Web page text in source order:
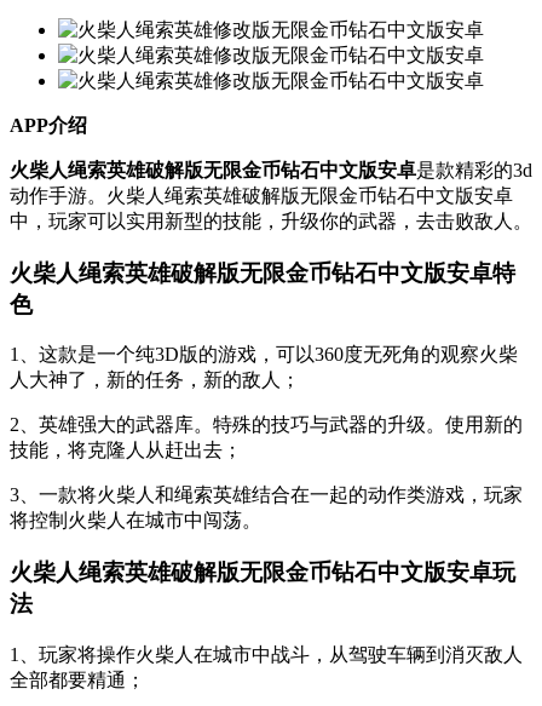
APP介绍
火柴人绳索英雄破解版无限金币钻石中文版安卓是款精彩的3d
动作手游。火柴人绳索英雄破解版无限金币钻石中文版安卓
中，玩家可以实用新型的技能，升级你的武器，去击败敌人。
火柴人绳索英雄破解版无限金币钻石中文版安卓特
色
1、这款是一个纯3D版的游戏，可以360度无死角的观察火柴
人大神了，新的任务，新的敌人；
2、英雄强大的武器库。特殊的技巧与武器的升级。使用新的
技能，将克隆人从赶出去；
3、一款将火柴人和绳索英雄结合在一起的动作类游戏，玩家
将控制火柴人在城市中闯荡。
火柴人绳索英雄破解版无限金币钻石中文版安卓玩
法
1、玩家将操作火柴人在城市中战斗，从驾驶车辆到消灭敌人
全部都要精通；